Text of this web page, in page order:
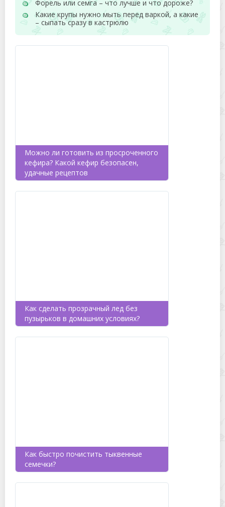
Форель или семга – что лучше и что дороже?
Какие крупы нужно мыть перед варкой, а какие
– сыпать сразу в кастрюлю
Можно ли готовить из просроченного
кефира? Какой кефир безопасен,
удачные рецептов
Как сделать прозрачный лед без
пузырьков в домашних условиях?
Как быстро почистить тыквенные
семечки?